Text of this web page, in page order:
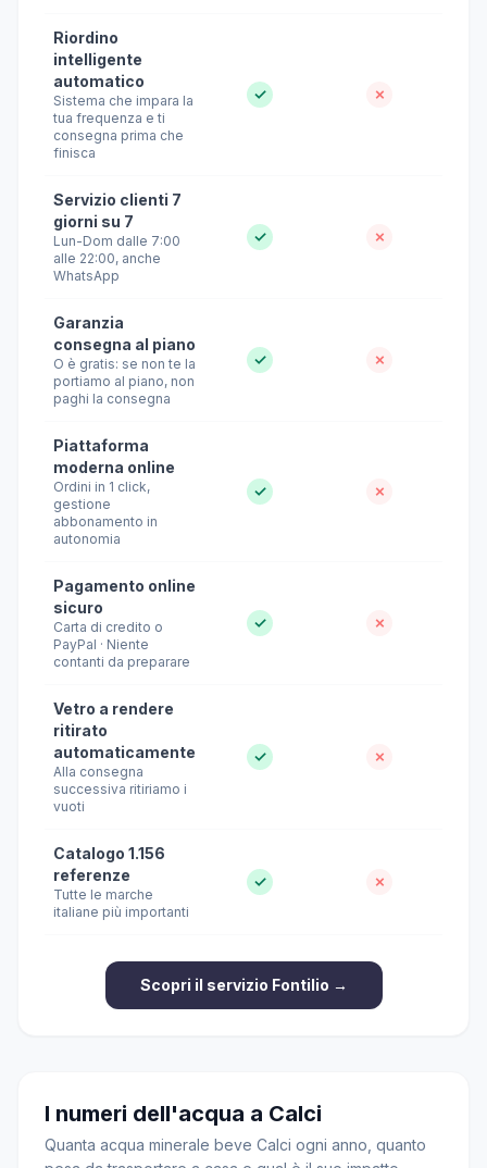
Riordino
intelligente
automatico
Sistema che impara la
tua frequenza e ti
consegna prima che
finisca
✓ ✗
Servizio clienti 7
giorni su 7
Lun-Dom dalle 7:00
alle 22:00, anche
WhatsApp
✓ ✗
Garanzia
consegna al piano
O è gratis: se non te la
portiamo al piano, non
paghi la consegna
✓ ✗
Piattaforma
moderna online
Ordini in 1 click,
gestione
abbonamento in
autonomia
✓ ✗
Pagamento online
sicuro
Carta di credito o
PayPal · Niente
contanti da preparare
✓ ✗
Vetro a rendere
ritirato
automaticamente
Alla consegna
successiva ritiriamo i
vuoti
✓ ✗
Catalogo 1.156
referenze
Tutte le marche
italiane più importanti
✓ ✗
Scopri il servizio Fontilio →
I numeri dell'acqua a Calci
Quanta acqua minerale beve Calci ogni anno, quanto